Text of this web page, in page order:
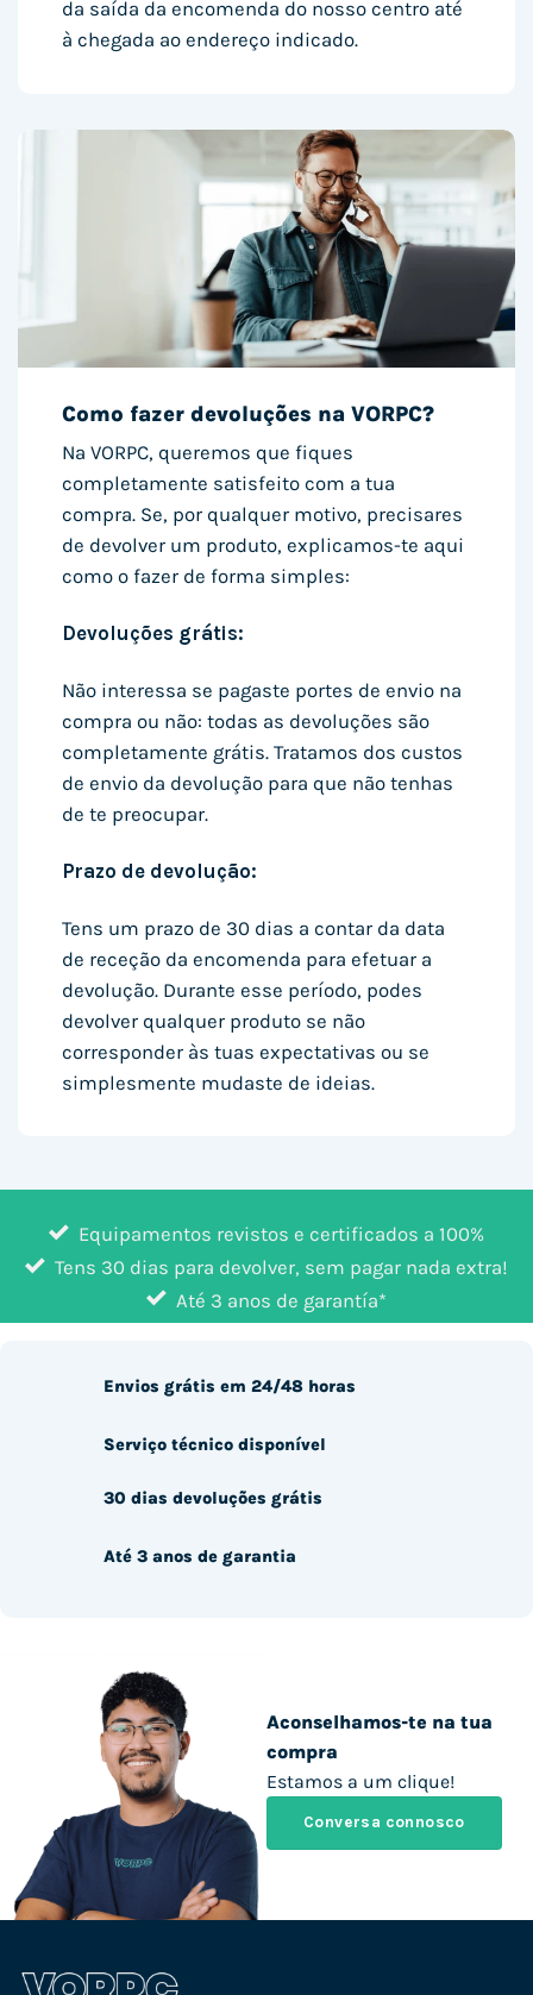
da saída da encomenda do nosso centro até
à chegada ao endereço indicado.
Como fazer devoluções na VORPC?
Na VORPC, queremos que fiques
completamente satisfeito com a tua
compra. Se, por qualquer motivo, precisares
de devolver um produto, explicamos-te aqui
como o fazer de forma simples:
Devoluções grátis:
Não interessa se pagaste portes de envio na
compra ou não: todas as devoluções são
completamente grátis. Tratamos dos custos
de envio da devolução para que não tenhas
de te preocupar.
Prazo de devolução:
Tens um prazo de 30 dias a contar da data
de receção da encomenda para efetuar a
devolução. Durante esse período, podes
devolver qualquer produto se não
corresponder às tuas expectativas ou se
simplesmente mudaste de ideias.
Equipamentos revistos e certificados a 100%
Tens 30 dias para devolver, sem pagar nada extra!
Até 3 anos de garantía*
Aconselhamos-te na tua
compra
Estamos a um clique!
Conversa connosco
Envios grátis em 24/48 horas
Serviço técnico disponível
30 dias devoluções grátis
Até 3 anos de garantia